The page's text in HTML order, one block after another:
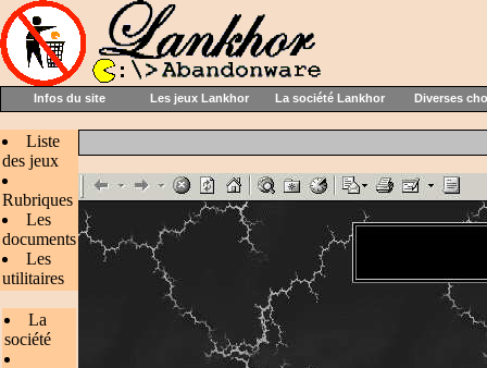
Infos du site Les jeux Lankhor La société Lankhor Diverses
Liste
des jeux
Rubriques
Les
documents
Les
utilitaires
La
société